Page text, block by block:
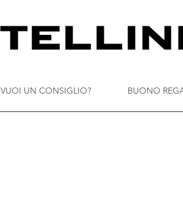
VUOI UN CONSIGLIO? BUONO